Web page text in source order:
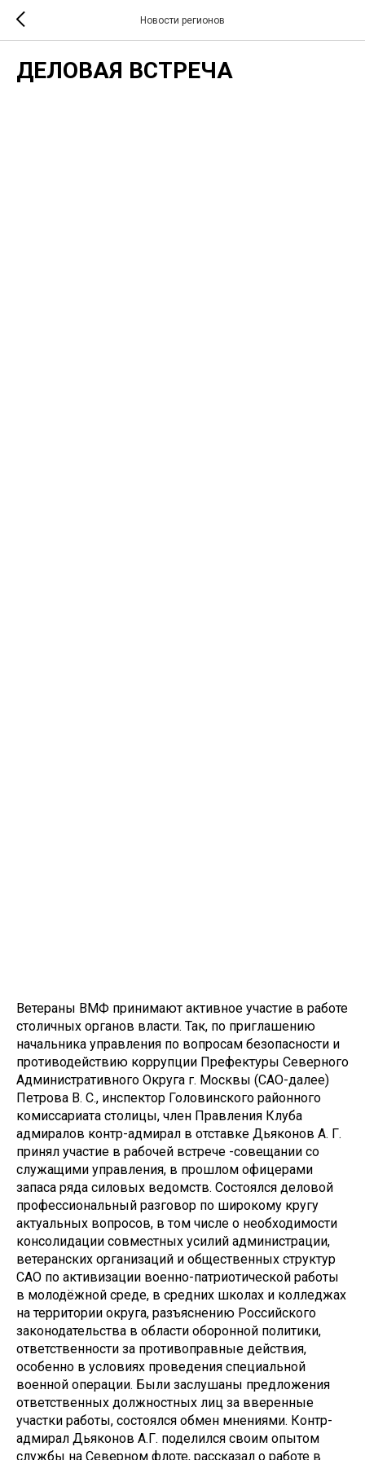
Новости регионов
ДЕЛОВАЯ ВСТРЕЧА
Ветераны ВМФ принимают активное участие в работе
столичных органов власти. Так, по приглашению
начальника управления по вопросам безопасности и
противодействию коррупции Префектуры Северного
Административного Округа г. Москвы (САО-далее)
Петрова В. С., инспектор Головинского районного
комиссариата столицы, член Правления Клуба
адмиралов контр-адмирал в отставке Дьяконов А. Г.
принял участие в рабочей встрече -совещании со
служащими управления, в прошлом офицерами
запаса ряда силовых ведомств. Состоялся деловой
профессиональный разговор по широкому кругу
актуальных вопросов, в том числе о необходимости
консолидации совместных усилий администрации,
ветеранских организаций и общественных структур
САО по активизации военно-патриотической работы
в молодёжной среде, в средних школах и колледжах
на территории округа, разъяснению Российского
законодательства в области оборонной политики,
ответственности за противоправные действия,
особенно в условиях проведения специальной
военной операции. Были заслушаны предложения
ответственных должностных лиц за вверенные
участки работы, состоялся обмен мнениями. Контр-
адмирал Дьяконов А.Г. поделился своим опытом
службы на Северном флоте, рассказал о работе в